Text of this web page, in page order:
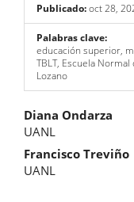
Publicado:oct 28,
Palabras clave:
educación superior,
TBLT, Escuela
Lozano
Contenido
principal
del
Diana Ondarza
UANL
Francisco Treviño
UANL